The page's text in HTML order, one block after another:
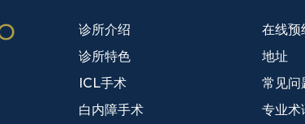
诊所介绍
诊所特色
ICL⼿术
⽩内障⼿术
在线预
地址
常见问
专业术